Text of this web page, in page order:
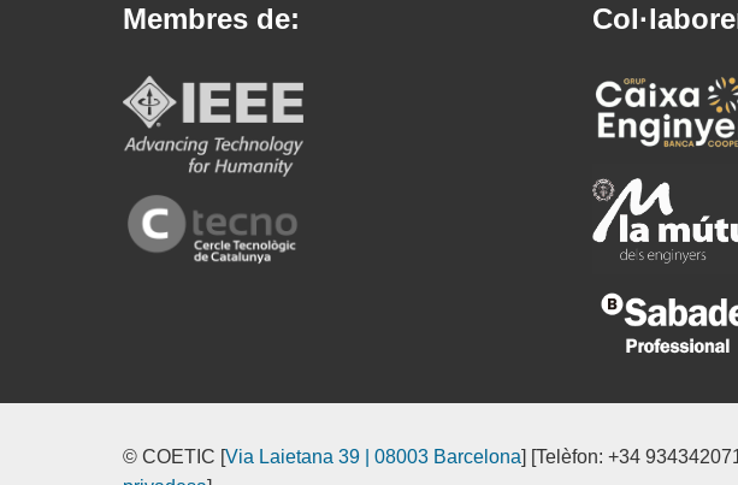
Membres de:
© COETIC [Via Laietana 39 | 08003 Barcelona] [Telèfon: +34